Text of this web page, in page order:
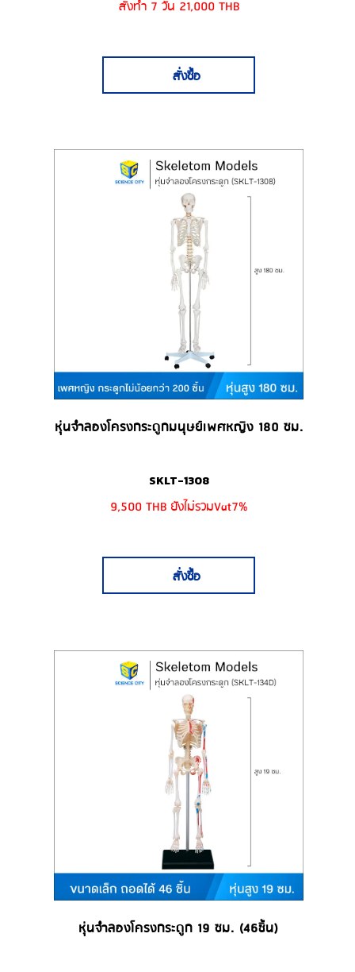
สั่งทำ 7 วัน 21,000 THB
สั่งซื้อ
หุ่นจำลองโครงกระดูกมนุษย์เพศหญิง 180 ซม.
SKLT-1308
9,500 THB ยังไม่รวมVat7%
สั่งซื้อ
หุ่นจำลองโครงกระดูก 19 ซม. (46ชิ้น)